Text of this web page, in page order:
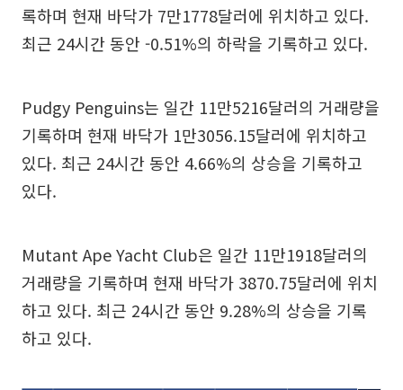
록하며 현재 바닥가 7만1778달러에 위치하고 있다.
최근 24시간 동안 -0.51%의 하락을 기록하고 있다.
Pudgy Penguins는 일간 11만5216달러의 거래량을
기록하며 현재 바닥가 1만3056.15달러에 위치하고
있다. 최근 24시간 동안 4.66%의 상승을 기록하고
있다.
Mutant Ape Yacht Club은 일간 11만1918달러의
거래량을 기록하며 현재 바닥가 3870.75달러에 위치
하고 있다. 최근 24시간 동안 9.28%의 상승을 기록
하고 있다.